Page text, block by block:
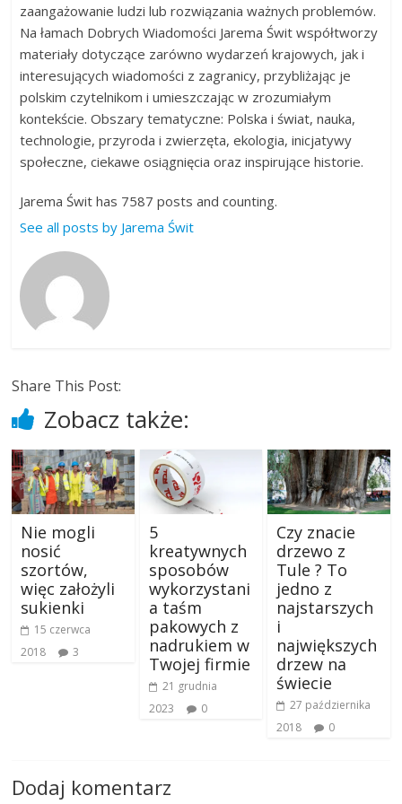
zaangażowanie ludzi lub rozwiązania ważnych problemów.
Na łamach Dobrych Wiadomości Jarema Świt współtworzy
materiały dotyczące zarówno wydarzeń krajowych, jak i
interesujących wiadomości z zagranicy, przybliżając je
polskim czytelnikom i umieszczając w zrozumiałym
kontekście. Obszary tematyczne: Polska i świat, nauka,
technologie, przyroda i zwierzęta, ekologia, inicjatywy
społeczne, ciekawe osiągnięcia oraz inspirujące historie.
Jarema Świt has 7587 posts and counting.
See all posts by Jarema Świt
Share This Post:
Zobacz także:
Nie mogli
nosić
szortów,
więc założyli
sukienki
15 czerwca
2018
3
5
kreatywnych
sposobów
wykorzystani
a taśm
pakowych z
nadrukiem w
Twojej firmie
21 grudnia
2023
0
Czy znacie
drzewo z
Tule ? To
jedno z
najstarszych
i
największych
drzew na
świecie
27 października
2018
0
Dodaj komentarz